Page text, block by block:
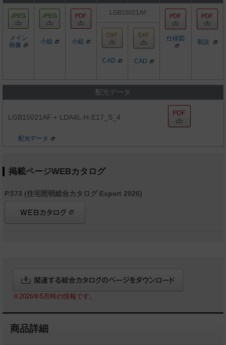
メイン
画像
小組 小組
LGB15021AF
仕様図 取説
CAD CAD
配光データ
LGB15021AF + LDA4L-H-E17_S_4
配光データ
掲載ページWEBカタログ
P.573 (住宅照明総合カタログ Expert 2026)
※2026年5月時の情報です。
商品詳細